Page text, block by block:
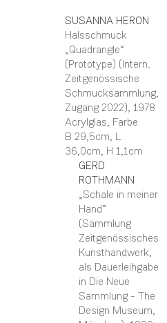
SUSANNA HERON
Halsschmuck
„Quadrangle“
(Prototype) (Intern.
Zeitgenössische
Schmucksammlung,
Zugang 2022), 1978
Acrylglas, Farbe
B 29,5cm, L
36,0cm, H 1,1cm
GERD
ROTHMANN
„Schale in meiner
Hand”
(Sammlung
Zeitgenössisches
Kunsthandwerk,
als Dauerleihgabe
in Die Neue
Sammlung - The
Design Museum,